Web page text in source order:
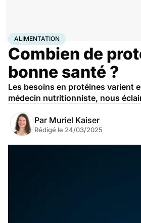
AccueilBien-êtreNutrition
ALIMENTATION
Combien de
bonne santé ?
Les besoins en protéines varient
médecin nutritionniste, nous
Par Muriel Kaiser
Rédigé le 24/03/2025